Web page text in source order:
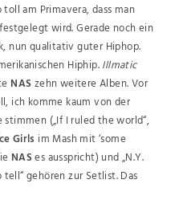
am Primavera, dass man
wird. Gerade noch ein
nun qualitativ guter Hiphop.
Hiphip.Illmatic
NASzehn weitere Alben. Vor
ich komme kaum von der
(„If I ruled the world“,
Girls im Mash mit ‘some
NASes ausspricht) und „N.Y.
gehören zur Setlist. Das